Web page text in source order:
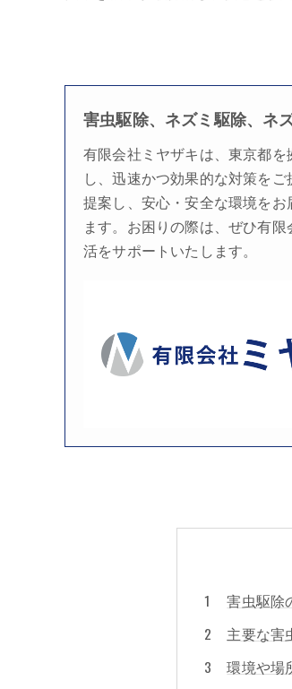
害虫駆除、ネズミ駆除、ネ
有限会社ミヤザキは、東京都を
し、迅速かつ効果的な対策を
提案し、安心・安全な環境を
ます。お困りの際は、ぜひ有
活をサポートいたします。
害虫駆除
主要な害
環境や場